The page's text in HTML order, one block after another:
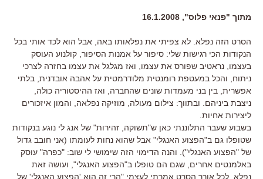
מתוך "פנאי פלוס", 16.1.2008
הסרט הזה נפלא. לא צפיתי את נפלאותו באה, אבל הוא לכד אותי בכל
הנקודות הכי רגישות שלי: סיפור על אמנות הסיפור, קולנוע העוסק
בעצמו, נראטיב שפורס את עצמו, ואז מגלגל את עצמו בחזרה לצרכי
ניתוח, והכל במעטפת רומנטית מלודרמטית על אהבה אובדנית, בלתי
אפשרית, בין בני מעמדות שונים שהחברה, ואז ההיסטוריה כולה,
ניצבת ביניהם. ובתווך: צילום מעולה, מוזיקה נפלאה, והמון איזכורים
ליצירות אחיות.
בשבוע שעבר התלוננתי כאן ש"תשוקה, זהירות" של אנג לי נוגע בנקודות
שטופלו גם ב"הפצוע האנגלי" אבל שהוא נחות לעומתו (אני חובב גדול
של "הפצוע האנגלי"). והנה הדימוי הזה שימושי לי שוב: "כפרה" עוסק
באלמנטים אחרים, שגם הם טופלו ב"הפצוע האנגלי", ועושה זאת
נפלא. לכל אורך הסרט אמרתי לעצמי "הרי זה הוא 'הפצוע האנגלי' של